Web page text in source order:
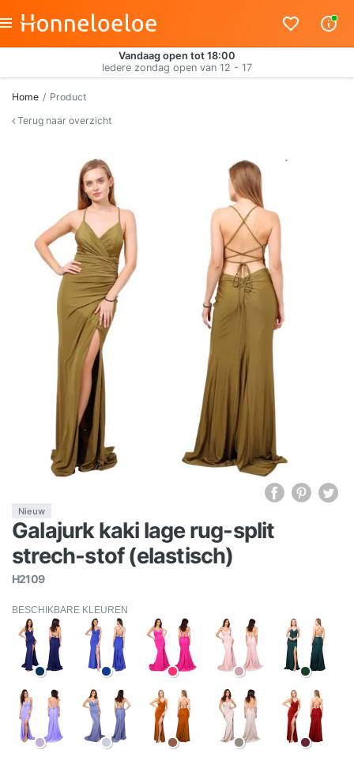
Vandaag open tot 18:00
Iedere zondag open van 12 - 17
Home
Product
Terug naar overzicht
Nieuw
Galajurk kaki lage rug-split
strech-stof (elastisch)
H2109
BESCHIKBARE KLEUREN